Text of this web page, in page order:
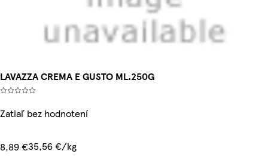
LAVAZZA CREMA E GUSTO ML.250G
Zatiaľ bez hodnotení
8,89 €35,56 €/kg